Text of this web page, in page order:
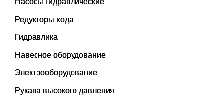
Насосы гидравлические
Редукторы хода
Гидравлика
Навесное оборудование
Электрооборудование
Рукава высокого давления